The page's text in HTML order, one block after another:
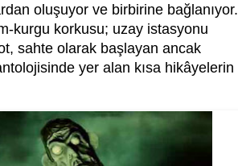
oluşuyor ve birbirine bağlanıyor.
kurgu korkusu; uzay istasyonu
sahte olarak başlayan ancak
yer alan kısa hikâyelerin